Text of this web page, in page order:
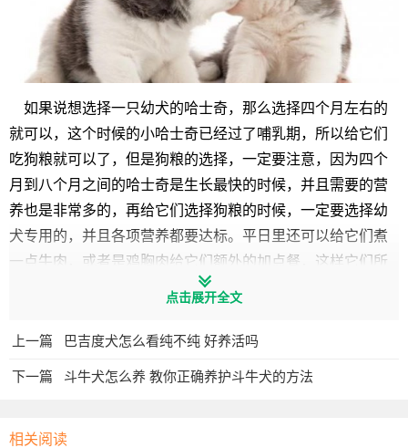
如果说想选择一只幼犬的哈士奇，那么选择四个月左右的
就可以，这个时候的小哈士奇已经过了哺乳期，所以给它们
吃狗粮就可以了，但是狗粮的选择，一定要注意，因为四个
月到八个月之间的哈士奇是生长最快的时候，并且需要的营
养也是非常多的，再给它们选择狗粮的时候，一定要选择幼
犬专用的，并且各项营养都要达标。平日里还可以给它们煮
一点牛肉，或者是鸡胸肉给它们额外的加点餐，这样它们所
吸收的营养就会更多点，并且还能够强壮一下它们的骨骼，
2.关于驱虫
点击展开全文
上一篇 巴吉度犬怎么看纯不纯 好养活吗
下一篇 斗牛犬怎么养 教你正确养护斗牛犬的方法
相关阅读